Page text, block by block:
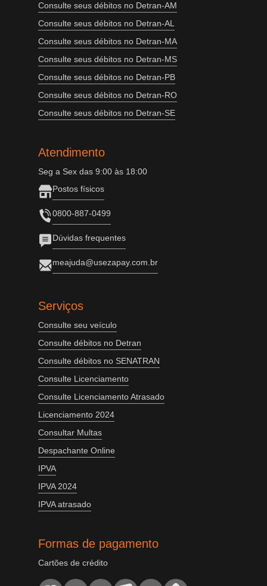
Consulte seus débitos no Detran-AM
Consulte seus débitos no Detran-AL
Consulte seus débitos no Detran-MA
Consulte seus débitos no Detran-MS
Consulte seus débitos no Detran-PB
Consulte seus débitos no Detran-RO
Consulte seus débitos no Detran-SE
Atendimento
Seg a Sex das 9:00 às 18:00
Postos físicos
0800-887-0499
Dúvidas frequentes
meajuda@usezapay.com.br
Serviços
Consulte seu veículo
Consulte débitos no Detran
Consulte débitos no SENATRAN
Consulte Licenciamento
Consulte Licenciamento Atrasado
Licenciamento 2024
Consultar Multas
Despachante Online
IPVA
IPVA 2024
IPVA atrasado
Formas de pagamento
Cartões de crédito